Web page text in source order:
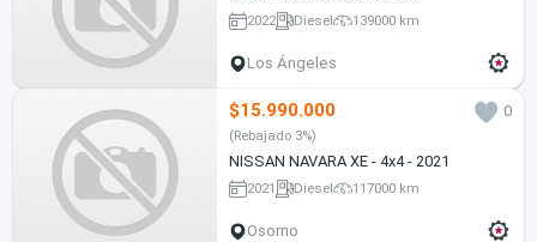
2022 Diesel 139000 km
Los Ángeles
$15.990.000 0
(Rebajado 3%)
NISSAN NAVARA XE - 4x4 - 2021
2021 Diesel 117000 km
Osorno